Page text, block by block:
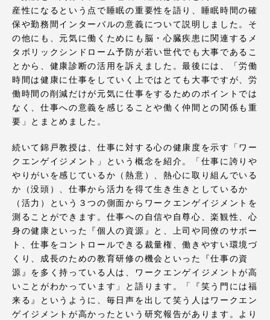
産性になるという点で睡眠の重要性を語り、睡眠時間の確
保や勤務間インターバルの意義について説明しました。そ
の他にも、元気に働くためにも脳・心臓疾患に関連するメ
タボリックシンドローム予防が若い世代でも大事であるこ
とから、健康診断の活用を訴えました。最後には、「労働
時間は健康に仕事をしていく上ではとても大事ですが、労
働時間の削減だけが元気に仕事をするためのポイントでは
なく、仕事への意義を感じることや働く仲間との関係も重
要」とまとめました。
続いて錦戸教授は、仕事に対する心の健康度を示す「ワー
クエンゲイジメント」という概念を紹介。「仕事に誇りや
やりがいを感じているか（熱意）、熱心に取り組んでいる
か（没頭）、仕事から活力を得て生き生きとしているか
（活力）という３つの側面からワークエンゲイジメントを
測ることができます。仕事への自信や自尊心、楽観性、心
身の健康といった『個人の資源』と、上司や同僚のサポー
ト、仕事をコントロールできる裁量権、働きやすい環境づ
くり、成長のための教育研修の機会といった『仕事の資
源』を多く持っている人は、ワークエンゲイジメントが高
いことがわかっています」と語ります。「『笑う門には福
来る』というように、毎日声を出して笑う人はワークエン
ゲイジメントが高かったという研究報告があります。より
伊勢原キャンパス 静岡キャンパス
熊本キャンパス
阿蘇くまもと
臨空キャンパス
札幌キャンパス
TOKAIスポーツ
ニュースリリース